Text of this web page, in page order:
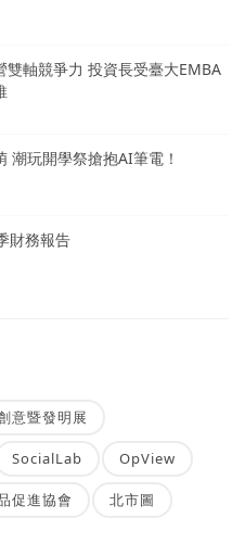
雙軸競爭力 投資長受臺大EMBA
潮玩開學祭搶抱AI筆電！
財務報告
意暨發明展
SocialLab OpView
促進協會 北市圖